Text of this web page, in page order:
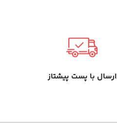
ارسال با پست پیشتاز